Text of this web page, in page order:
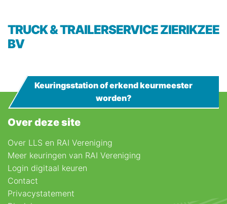
TRUCK & TRAILERSERVICE ZIERIKZEE
BV
Over deze site
Over LLS en RAI Vereniging
Meer keuringen van RAI Vereniging
Login digitaal keuren
Contact
Privacystatement
Keuringsstation of erkend keurmeester
worden?